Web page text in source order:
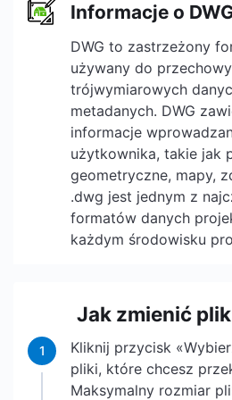
Informacje o
DWG to zastrzeżony
używany do
trójwymiarowych
metadanych. DWG
informacje
użytkownika, takie jak
geometryczne, mapy,
.dwg jest jednym z
formatów danych
każdym środowisku
Jak zmienić plik
1
Kliknij przycisk
pliki, które chcesz
Maksymalny rozmiar